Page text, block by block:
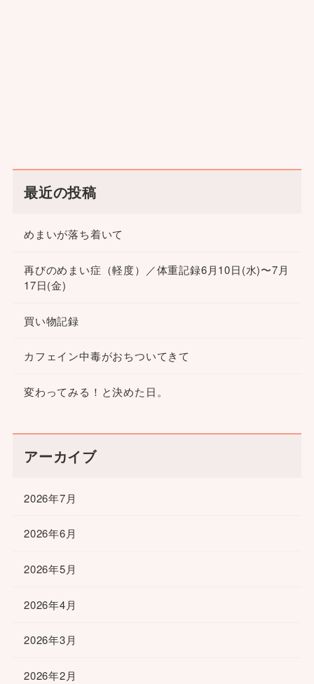
最近の投稿
めまいが落ち着いて
再びのめまい症（軽度）／体重記録6月10日(水)〜7月
17日(金)
買い物記録
カフェイン中毒がおちついてきて
変わってみる！と決めた日。
アーカイブ
2026年7月
2026年6月
2026年5月
2026年4月
2026年3月
2026年2月